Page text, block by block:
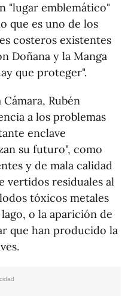
"lugar emblemático"
que es uno de los
costeros existentes
Doñana y la Manga
que proteger".
Rubén
a los problemas
enclave
su futuro", como
y de mala calidad
vertidos residuales al
tóxicos metales
o la aparición de
que han producido la